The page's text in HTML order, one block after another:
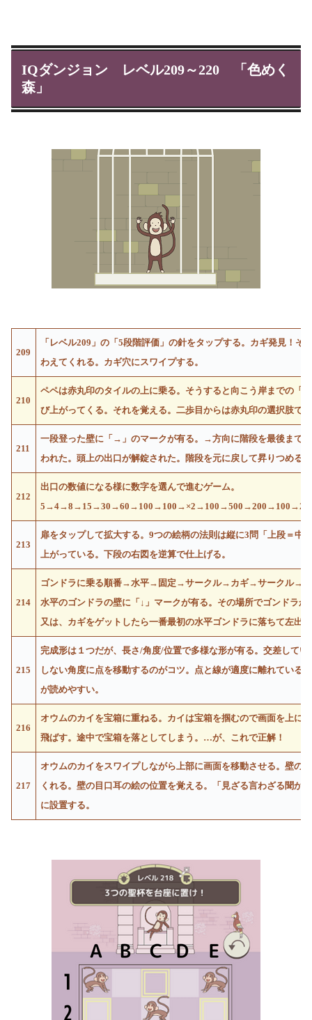
IQダンジョン レベル209～220 「色めく
森」
209
「レベル209」の「5段階評価」の針をタップする。カギ発見！そ
わえてくれる。カギ穴にスワイプする。
210
ペペは赤丸印のタイルの上に乗る。そうすると向こう岸までの「
び上がってくる。それを覚える。二歩目からは赤丸印の選択肢で
211
一段登った壁に「→」のマークが有る。→方向に階段を最後まで
われた。頭上の出口が解錠された。階段を元に戻して昇りつめる。
212
出口の数値になる様に数字を選んで進むゲーム。
213
扉をタップして拡大する。9つの絵柄の法則は縦に3問「上段＝中
上がっている。下段の右図を逆算で仕上げる。
214
ゴンドラに乗る順番→水平→固定→サークル→カギ→サークル→
水平のゴンドラの壁に「↓」マークが有る。その場所でゴンドラか
又は、カギをゲットしたら一番最初の水平ゴンドラに落ちて左出
215
完成形は１つだが、長さ/角度/位置で多様な形が有る。交差して
しない角度に点を移動するのがコツ。点と線が適度に離れている
が読めやすい。
216
オウムのカイを宝箱に重ねる。カイは宝箱を掴むので画面を上に
飛ばす。途中で宝箱を落としてしまう。…が、これで正解！
217
オウムのカイをスワイプしながら上部に画面を移動させる。壁の
くれる。壁の目口耳の絵の位置を覚える。「見ざる言わざる聞か
に設置する。